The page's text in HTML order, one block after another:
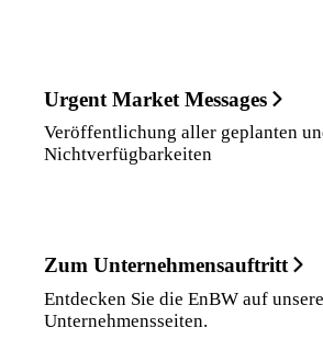
Urgent Market Messages
Veröffentlichung aller geplanten
Nichtverfügbarkeiten
Zum Unternehmensauftritt
Entdecken Sie die EnBW auf
Unternehmensseiten.